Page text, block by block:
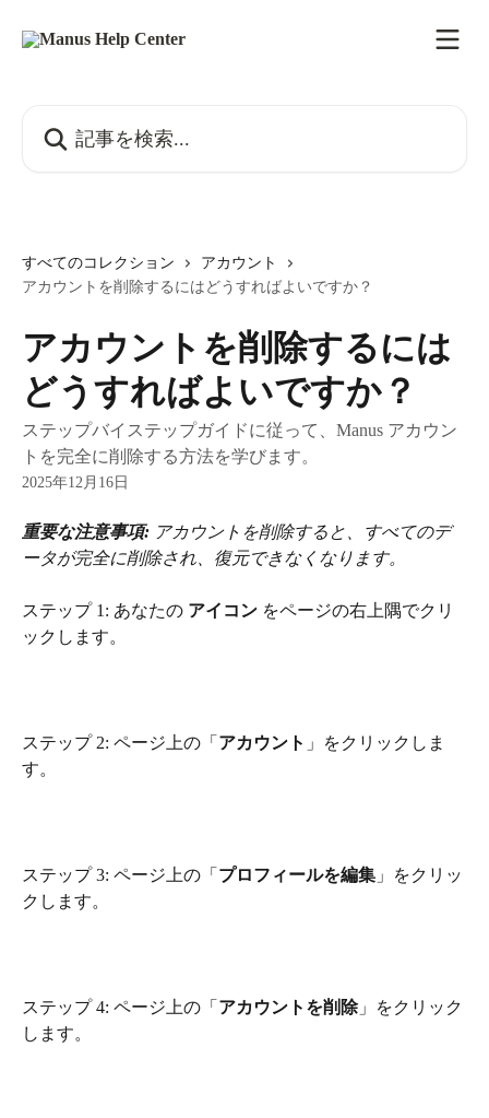
すべてのコレクション
アカウント
アカウントを削除するにはどうすればよいですか？
アカウントを削除するには
どうすればよいですか？
ステップバイステップガイドに従って、Manus アカウン
トを完全に削除する方法を学びます。
2025年12月16日
重要な注意事項: アカウントを削除すると、すべてのデ
ータが完全に削除され、復元できなくなります。
ステップ 1: あなたの アイコン をページの右上隅でクリ
ックします。
ステップ 2: ページ上の「 アカウント 」をクリックしま
す。
ステップ 3: ページ上の「 プロフィールを編集 」をクリッ
クします。
ステップ 4: ページ上の「 アカウントを削除」をクリック
します。